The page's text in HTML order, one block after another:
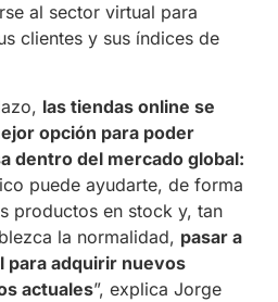
al sector virtual para
clientes y sus índices de
las tiendas online se
opción para poder
dentro del mercado global:
puede ayudarte, de forma
productos en stock y, tan
la normalidad, pasar a
para adquirir nuevos
actuales”, explica Jorge